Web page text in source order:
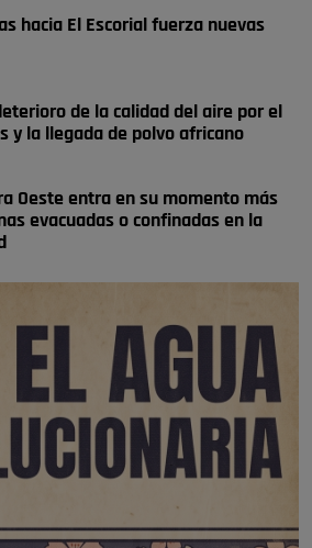
| El comisario de la …
hacia El Escorial fuerza nuevas
de la calidad del aire por el
y la llegada de polvo africano
Oeste entra en su momento más
evacuadas o confinadas en la